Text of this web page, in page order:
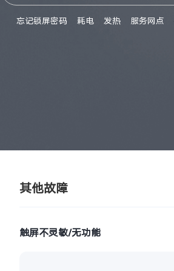
忘记锁屏密码 耗电 发热 服务网点
其他故障
触屏不灵敏/无功能